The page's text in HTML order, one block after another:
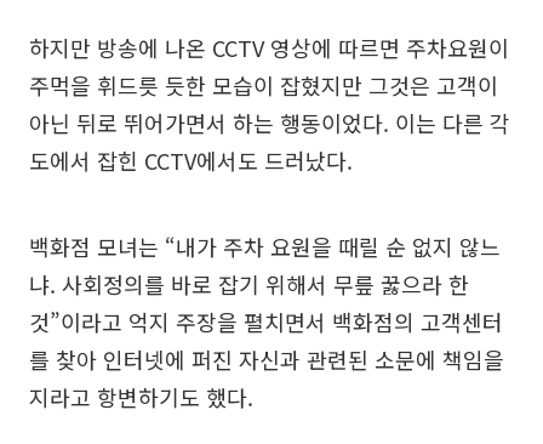
하지만 방송에 나온 CCTV 영상에 따르면 주차요원이
주먹을 휘드릇 듯한 모습이 잡혔지만 그것은 고객이
아닌 뒤로 뛰어가면서 하는 행동이었다. 이는 다른 각
도에서 잡힌 CCTV에서도 드러났다.
백화점 모녀는 “내가 주차 요원을 때릴 순 없지 않느
냐. 사회정의를 바로 잡기 위해서 무릎 꿇으라 한
것”이라고 억지 주장을 펼치면서 백화점의 고객센터
를 찾아 인터넷에 퍼진 자신과 관련된 소문에 책임을
지라고 항변하기도 했다.